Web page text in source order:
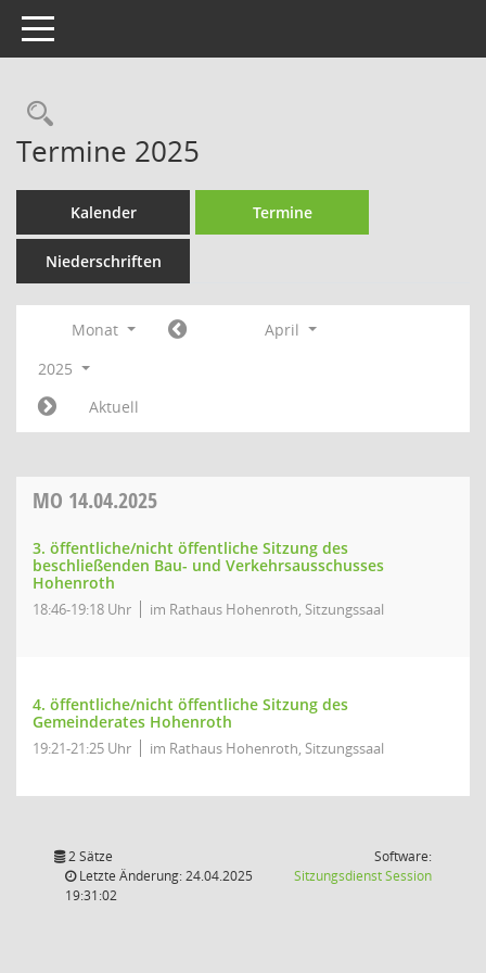
Toggle navigation
Rechercheauswahl
Termine 2025
Kalender Termine
Niederschriften
Monat
April
2025
Aktuell
MO 14.04.2025
3. öffentliche/nicht öffentliche Sitzung des
beschließenden Bau- und Verkehrsausschusses
Hohenroth
18:46-19:18 Uhr im Rathaus Hohenroth, Sitzungssaal
4. öffentliche/nicht öffentliche Sitzung des
Gemeinderates Hohenroth
19:21-21:25 Uhr im Rathaus Hohenroth, Sitzungssaal
2 Sätze
Letzte Änderung: 24.04.2025
19:31:02
Software:
SitzungsdienstSession(Wird in